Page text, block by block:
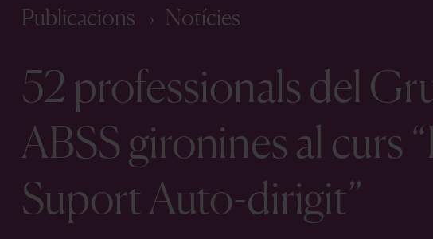
Publicacions Notícies
52 professionals del
ABSS gironines al curs
Suport Auto-dirigit”